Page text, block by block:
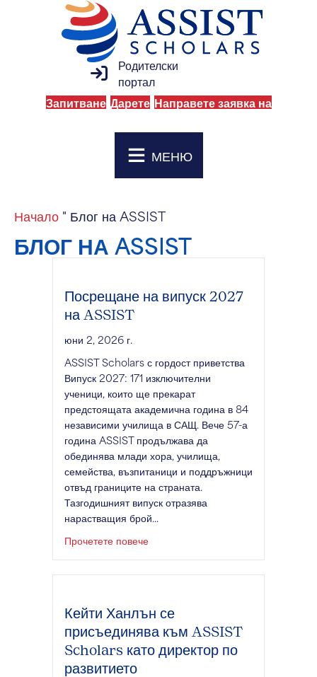
вход в родителския портал
Родителски
портал
Запитване Дарете Направете заявка на
МЕНЮ
Начало " Блог на ASSIST
БЛОГ НА ASSIST
Посрещане на випуск 2027
на ASSIST
юни 2, 2026 г.
ASSIST Scholars с гордост приветства
Випуск 2027: 171 изключителни
ученици, които ще прекарат
предстоящата академична година в 84
независими училища в САЩ. Вече 57-а
година ASSIST продължава да
обединява млади хора, училища,
семейства, възпитаници и поддръжници
отвъд границите на страната.
Тазгодишният випуск отразява
нарастващия брой...
Прочетете повечеза посрещането на випуск 2027 на
Кейти Ханлън се
присъединява към ASSIST
Scholars като директор по
развитието